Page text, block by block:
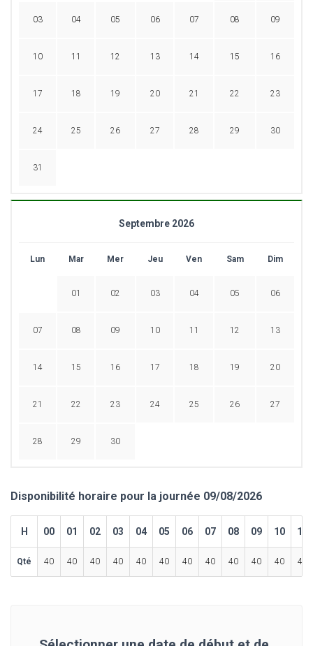
03 04 05 06 07 08 09
10 11 12 13 14 15 16
17 18 19 20 21 22 23
24 25 26 27 28 29 30
31
Septembre 2026
Lun Mar Mer Jeu Ven Sam Dim
01 02 03 04 05 06
07 08 09 10 11 12 13
14 15 16 17 18 19 20
21 22 23 24 25 26 27
28 29 30
Disponibilité horaire pour la journée 09/08/2026
H 00 01 02 03 04 05 06 07 08 09 10 11
Qté 40 40 40 40 40 40 40 40 40 40 40 40